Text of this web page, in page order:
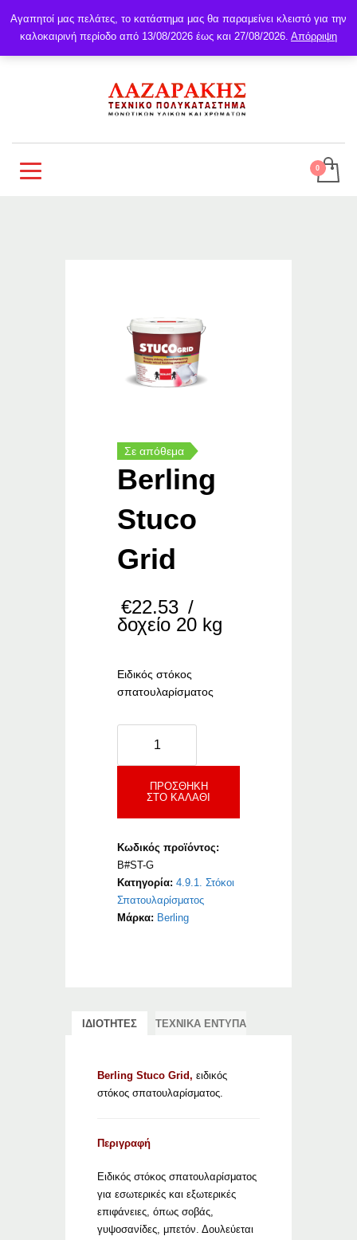
Σε απόθεμα
Berling
Stuco
Grid
€22.53 /
δοχείο 20 kg
Ειδικός στόκος
σπατουλαρίσματος
Grid
ποσότηταΠΡΟΣΘΉΚΗ
ΣΤΟ ΚΑΛΆΘΙ
Κωδικός προϊόντος:
B#ST-G
Κατηγορία:4.9.1. Στόκοι
Σπατουλαρίσματος
Μάρκα: Berling
ΙΔΙΟΤΗΤΕΣ ΤΕΧΝΙΚΑ ΕΝΤΥΠΑ
Berling Stuco Grid, ειδικός
στόκος σπατουλαρίσματος.
Περιγραφή
Ειδικός στόκος σπατουλαρίσματος
για εσωτερικές και εξωτερικές
επιφάνειες, όπως σοβάς,
γυψοσανίδες, μπετόν. Δουλεύεται
Αγαπητοί μας πελάτες, το κατάστημα μας θα παραμείνει κλειστό για την
καλοκαιρινή περίοδο από 13/08/2026 έως και 27/08/2026. Απόρριψη